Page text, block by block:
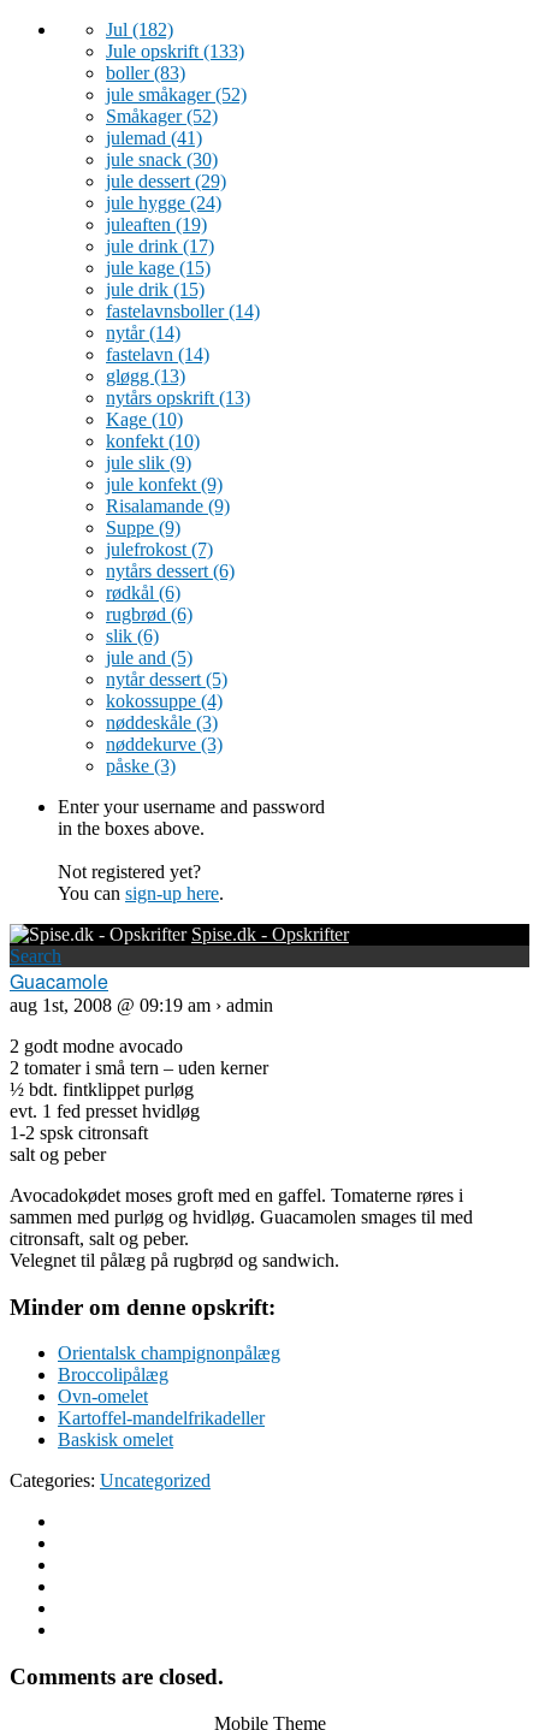
Jul (182)
Jule opskrift (133)
boller(83)
jule småkager(52)
Småkager(52)
julemad (41)
jule snack (30)
jule dessert (29)
jule hygge (24)
juleaften (19)
jule drink (17)
jule kage (15)
jule drik (15)
fastelavnsboller(14)
nytår(14)
fastelavn (14)
gløgg (13)
nytårs opskrift (13)
Kage (10)
konfekt (10)
jule slik (9)
jule konfekt (9)
Risalamande (9)
Suppe (9)
julefrokost (7)
nytårs dessert (6)
rødkål (6)
rugbrød (6)
slik (6)
jule and (5)
nytår dessert (5)
kokossuppe (4)
nøddeskåle (3)
nøddekurve (3)
påske (3)
Enter your username and password
in the boxes above.
Not registered yet?
You can sign-up here.
Spise.dk - Opskrifter
Search
Guacamole
aug 1st, 2008 @ 09:19 am › admin
2 godt modne avocado
2 tomater i små tern – uden kerner
½ bdt. fintklippet purløg
evt. 1 fed presset hvidløg
1-2 spsk citronsaft
salt og peber
Avocadokødet moses groft med en gaffel. Tomaterne røres i
sammen med purløg og hvidløg. Guacamolen smages til med
citronsaft, salt og peber.
Velegnet til pålæg på rugbrød og sandwich.
Minder om denne opskrift:
Orientalsk champignonpålæg
Broccolipålæg
Ovn-omelet
Kartoffel-mandelfrikadeller
Baskisk omelet
Categories: Uncategorized
Comments are closed.
Mobile Theme